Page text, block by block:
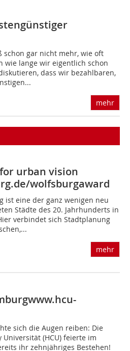
schon gar nicht mehr, wie oft
wie lange wir eigentlich schon
dass wir bezahlbaren,
mehr
urban vision
wolfsburgaward
ist eine der ganz wenigen neu
Städte des 20. Jahrhunderts in
verbindet sich Stadtplanung
mehr
www.hcu-
sich die Augen reiben: Die
Universität (HCU) feierte im
ihr zehnjähriges Bestehen!